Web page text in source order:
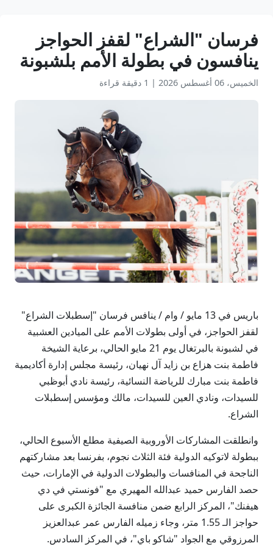
فرسان "الشراع" لقفز الحواجز
ينافسون في بطولة الأمم بلشبونة
الخميس، 06 أغسطس 2026 | 1 دقيقة قراءة
باريس في 13 مايو / وام / ينافس فرسان "إسطبلات الشراع"
لقفز الحواجز، في أولى بطولات الأمم على الميادين العشبية
في لشبونة بالبرتغال يوم 21 مايو الحالي، برعاية الشيخة
فاطمة بنت هزاع بن زايد آل نهيان، رئيسة مجلس إدارة أكاديمية
فاطمة بنت مبارك للرياضة النسائية، رئيسة نادي أبوظبي
للسيدات، ونادي العين للسيدات، مالك ومؤسس إسطبلات
الشراع.
وانطلقت المشاركات الأوروبية الصيفية مطلع الأسبوع الحالي،
ببطولة لاتوكيه الدولية فئة الثلاث نجوم، بفرنسا بعد مشاركتهم
الناجحة في المنافسات والبطولات الدولية في الإمارات، حيث
حصد الفارس حميد عبدالله المهيري مع "فونستي في دي
هيفنك"، المركز الرابع ضمن منافسة الجائزة الكبرى على
حواجز الـ 1.55 متر، وجاء زميله الفارس عمر عبدالعزيز
المرزوقي مع الجواد "شاكو باي"، في المركز السادس.